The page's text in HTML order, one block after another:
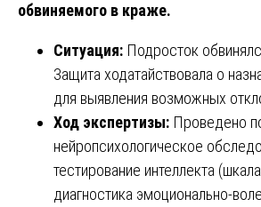
обвиняемого в краже.
Ситуация: Подросток
Защита ходатайствовала о
для выявления возможных
Ход экспертизы: Проведено
нейропсихологическое
тестирование интеллекта
диагностика эмоционально-